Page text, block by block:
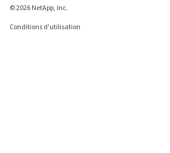
© 2026 NetApp, Inc.
Conditions d'utilisation